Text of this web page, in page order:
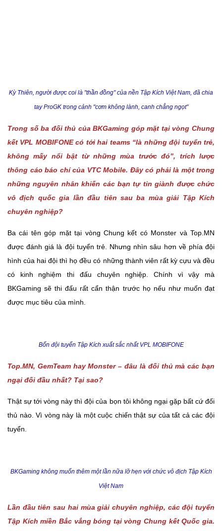
Kỳ Thiên, người được coi là "thần đồng" của nền Tập Kích Việt Nam, đã chia
tay ProGK trong cảnh "cơm không lành, canh chẳng ngọt"
Trong số ba đối thủ của BKGaming góp mặt tại vòng Chung
kết VPL MOBIFONE có tới hai teams “là những đội tuyển trẻ,
không mấy nổi bật từ những mùa trước đó”, trích lược
thông cáo báo chí của VTC Mobile. Đây có phải là một trong
những nguyên nhân khiến các bạn tự tin giành được chức
vô địch quốc gia lần đầu tiên sau ba mùa giải Tập Kích
chuyên nghiệp?
Ba cái tên góp mặt tại vòng Chung kết có Monster và Top.MN
được đánh giá là đội tuyển trẻ. Nhưng nhìn sâu hơn về phía đội
hình của hai đội thì họ đều có những thành viên rất kỳ cựu và đều
có kinh nghiệm thi đấu chuyên nghiệp. Chính vì vậy mà
BKGaming sẽ thi đấu rất cẩn thận trước họ nếu như muốn đạt
được mục tiêu của mình.
Bốn đội tuyển Tập Kích xuất sắc nhất VPL MOBIFONE
Top.MN, GemTeam hay Monster – đâu là đối thủ mà các bạn
ngại đối đầu nhất? Tại sao?
Thật sự tới vòng này thì đội của bọn tôi không ngại gặp bất cứ đối
thủ nào. Vì vòng này là một cuộc chiến thật sự của tất cả các đội
tuyển.
BKGaming không muốn thêm một lần nữa lỡ hẹn với chức vô địch Tập Kích
Việt Nam
Lần đầu tiên sau hai mùa giải chuyên nghiệp, các đội tuyển
Tập Kích miền Bắc vắng bóng tại vòng Chung kết Quốc gia.